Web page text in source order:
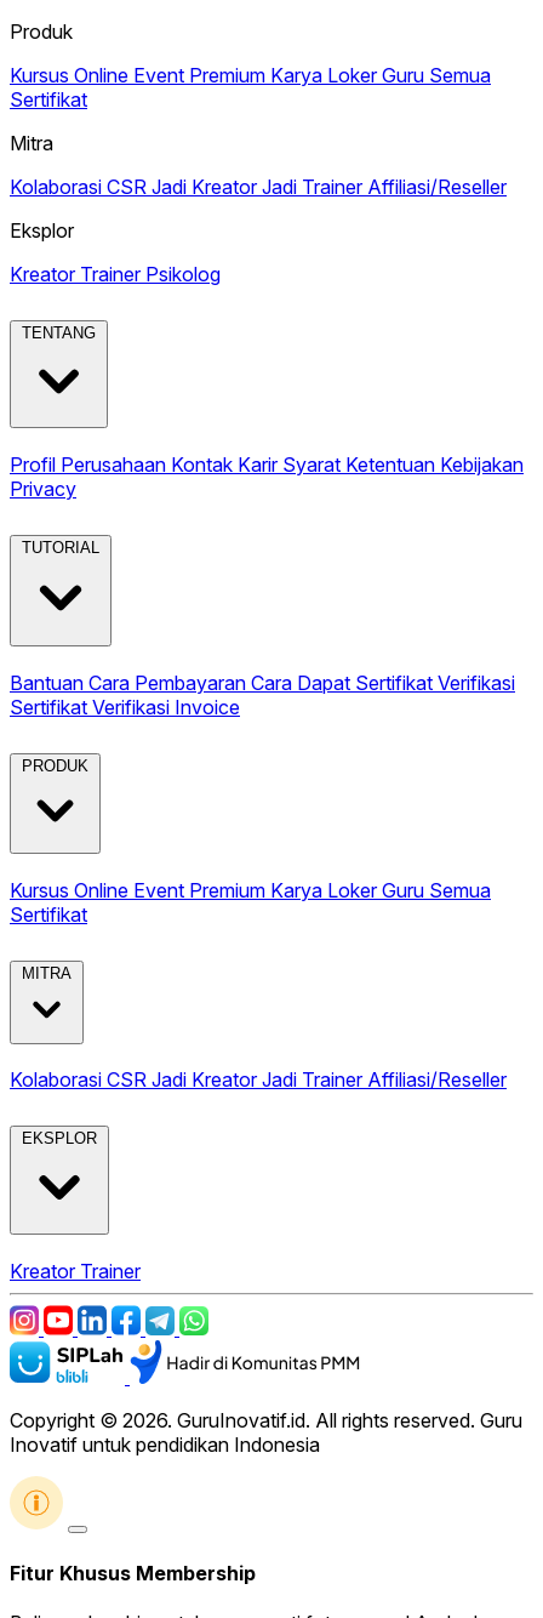
Produk
Kursus Online Event Premium Karya Loker Guru Semua
Sertifikat
Mitra
Kolaborasi CSR Jadi KreatorJadi Trainer Affiliasi/Reseller
Eksplor
Kreator Trainer Psikolog
TENTANG
Profil Perusahaan Kontak Karir Syarat Ketentuan Kebijakan
Privacy
TUTORIAL
Bantuan Cara Pembayaran Cara Dapat Sertifikat Verifikasi
Sertifikat Verifikasi Invoice
PRODUK
Kursus Online Event Premium Karya Loker Guru Semua
Sertifikat
MITRA
Kolaborasi CSR Jadi KreatorJadi Trainer Affiliasi/Reseller
EKSPLOR
Kreator Trainer
Copyright © 2026. GuruInovatif.id. All rights reserved. Guru
Inovatif untuk pendidikan Indonesia
Fitur Khusus Membership